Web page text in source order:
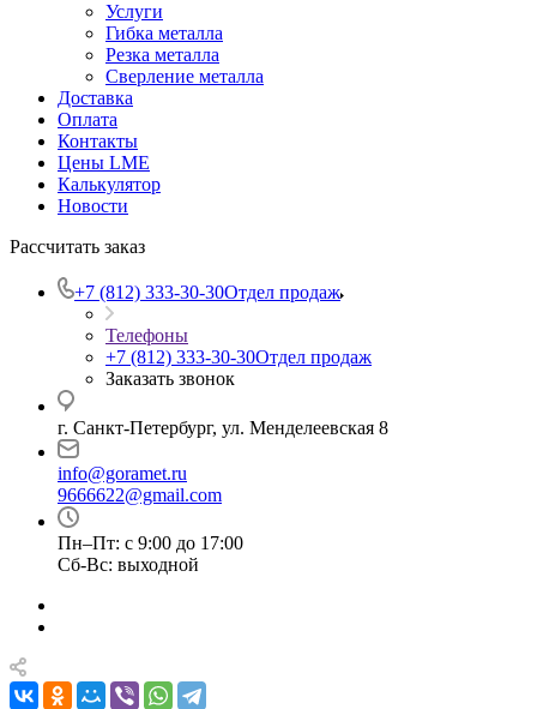
Услуги
Гибка металла
Резка металла
Сверление металла
Доставка
Оплата
Контакты
Цены LME
Калькулятор
Новости
Рассчитать заказ
+7 (812) 333-30-30Отдел продаж
Телефоны
+7 (812) 333-30-30Отдел продаж
Заказать звонок
г. Санкт-Петербург, ул. Менделеевская 8
info@goramet.ru
9666622@gmail.com
Пн–Пт: с 9:00 до 17:00
Сб-Вс: выходной